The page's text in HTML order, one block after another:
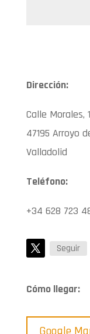
Dirección:
Calle Morales,
47195 Arroyo
Valladolid
Teléfono:
+34 628 723
Seguir
Cómo llegar: